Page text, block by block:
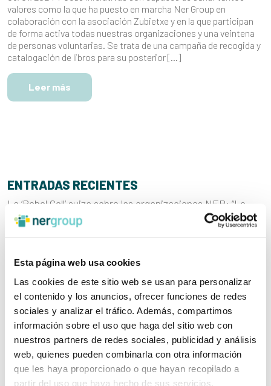
Esta página web usa cookies
Las cookies de este sitio web se usan para personalizar
el contenido y los anuncios, ofrecer funciones de redes
sociales y analizar el tráfico. Además, compartimos
información sobre el uso que haga del sitio web con
nuestros partners de redes sociales, publicidad y análisis
web, quienes pueden combinarla con otra información
que les haya proporcionado o que hayan recopilado a
partir del uso que haya hecho de sus servicios.
valores como la que ha puesto en marcha Ner Group en
colaboración con la asociación Zubietxe y en la que participan
de forma activa todas nuestras organizaciones y una veintena
de personas voluntarias. Se trata de una campaña de recogida y
catalogación de libros para su posterior […]
Leer más
ENTRADAS RECIENTES
La ‘Rebel Cell’ suiza sobre las organizaciones NER: “Lo
que más impresiona es su transparencia y que las
fuera” por el de “construir desde dentro”
“Tenemos un vínculo de relación directa y de confianza
con las organizaciones que nos permite agilizar la
comunicación y aprovechar las oportunidades”
Ner Group se convertirá en los «ojos» de personas con
distrofias hereditarias de retina
Walter Pack, premio Arizmendiarrieta por impulsar un